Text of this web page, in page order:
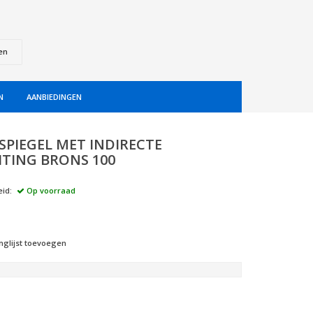
AANBIEDINGEN
MET INDIRECTE
BRONS 100
Op voorraad
toevoegen